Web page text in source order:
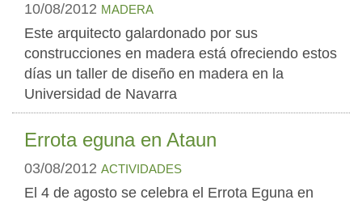
10/08/2012 MADERA
Este arquitecto galardonado por sus
construcciones en madera está ofreciendo estos
días un taller de diseño en madera en la
Universidad de Navarra
Errota eguna en Ataun
03/08/2012 ACTIVIDADES
El 4 de agosto se celebra el Errota Eguna en